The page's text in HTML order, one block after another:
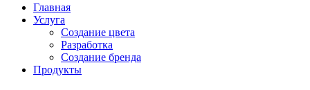
Главная
Услуга
Создание цвета
Разработка
Создание бренда
Продукты